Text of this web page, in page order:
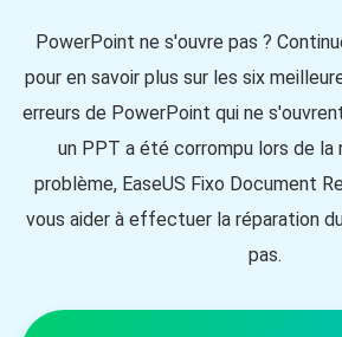
PowerPoint ne s'ouvre pas ?
pour en savoir plus sur les six
erreurs de PowerPoint qui ne
un PPT a été corrompu lors de la
problème, EaseUS Fixo Document
vous aider à effectuer la réparation
pas.